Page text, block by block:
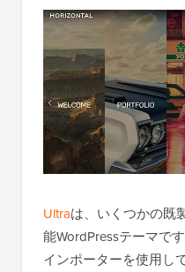
Ultraは、いくつかの既
能WordPressテーマで
インポーターを使用し